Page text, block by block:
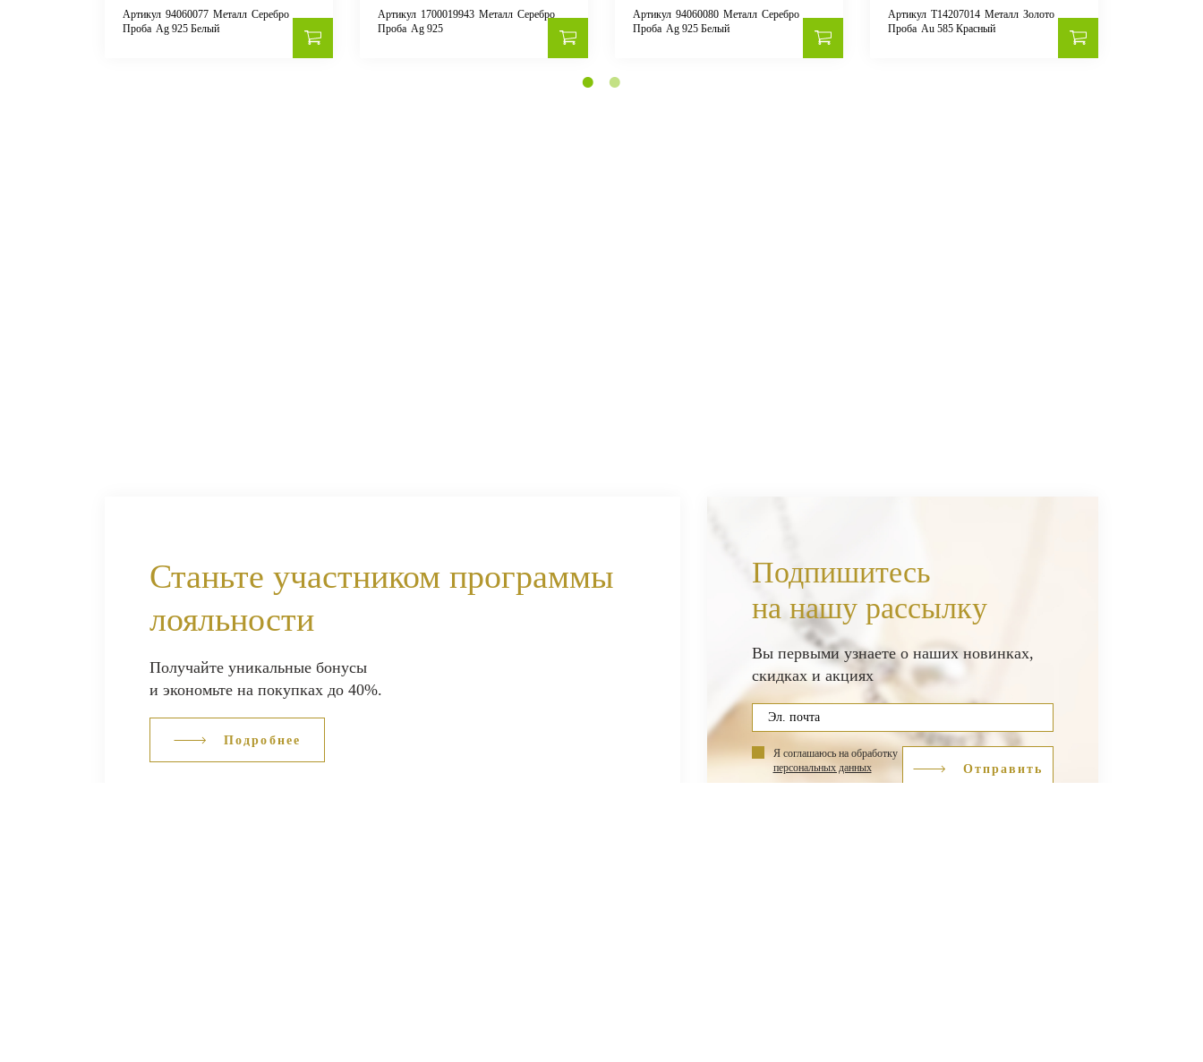
Артикул 94060077 Металл Серебро
Проба Ag 925 Белый
Артикул 1700019943 Металл Серебро
Проба Ag 925
Артикул 94060080 Металл Серебро
Проба Ag 925 Белый
Артикул Т14207014 Металл Золото
Проба Au 585 Красный
Станьте участником программы
лояльности
Получайте уникальные бонусы
и экономьте на покупках до 40%.
Подробнее
Подпишитесь
на нашу рассылку
Вы первыми узнаете о наших новинках,
скидках и акциях
Я соглашаюсь на обработку
персональных данных
Отправить